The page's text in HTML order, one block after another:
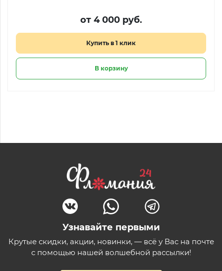
от 4 000 руб.
Купить в 1 клик
В корзину
Узнавайте первыми
Крутые скидки, акции, новинки, — всё у Вас на почте
с помощью нашей волшебной рассылки!